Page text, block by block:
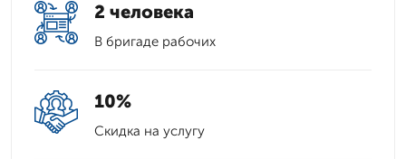
2 человека
В бригаде рабочих
10%
Скидка на услугу